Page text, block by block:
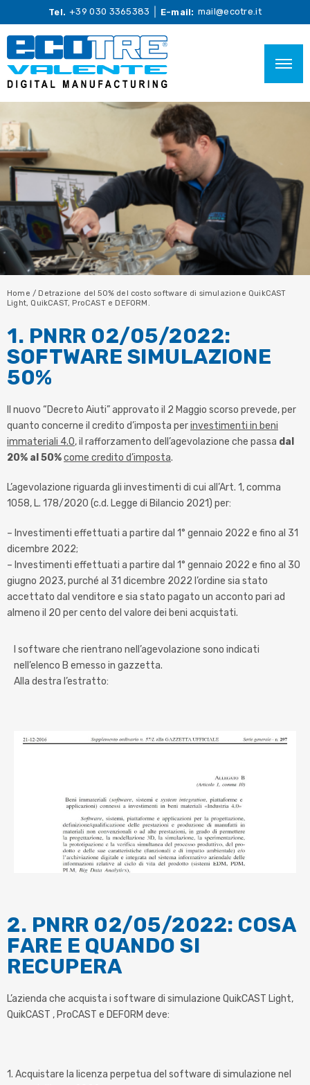
Tel. +39 030 3365383 E-mail: mail@ecotre.it
Home / Detrazione del 50% del costo software di simulazione QuikCAST
Light, QuikCAST, ProCAST e DEFORM.
1. PNRR 02/05/2022:
SOFTWARE SIMULAZIONE
50%
nuovo “Decreto Aiuti”approvato il 2 Maggio scorso prevede,per
quanto concerne il credito d’imposta perinvestimenti in beni
immateriali 4.0,il rafforzamento dell’agevolazione che passa dal
20% al 50%come credito d’imposta.
L’agevolazione riguarda gli investimenti di cui all’Art. 1, comma
1058, L. 178/2020 (c.d. Legge di Bilancio 2021) per:
– Investimenti effettuati a partire dal 1° gennaio 2022 e fino al 31
dicembre 2022;
– Investimenti effettuati a partire dal 1° gennaio 2022 e fino al 30
giugno 2023, purché al 31 dicembre 2022 l’ordine sia stato
accettato dal venditore e sia stato pagato un acconto pari ad
almeno il 20 per cento del valore dei beni acquistati.
I software che rientrano nell’agevolazione sono indicati
nell’elenco B emesso in gazzetta.
Alla destra l’estratto:
2. PNRR 02/05/2022: COSA
FARE E QUANDO SI
RECUPERA
L’azienda che acquista i software di simulazione QuikCAST Light,
QuikCAST , ProCAST e DEFORM deve:
1. Acquistare la licenza perpetua del software di simulazione nel